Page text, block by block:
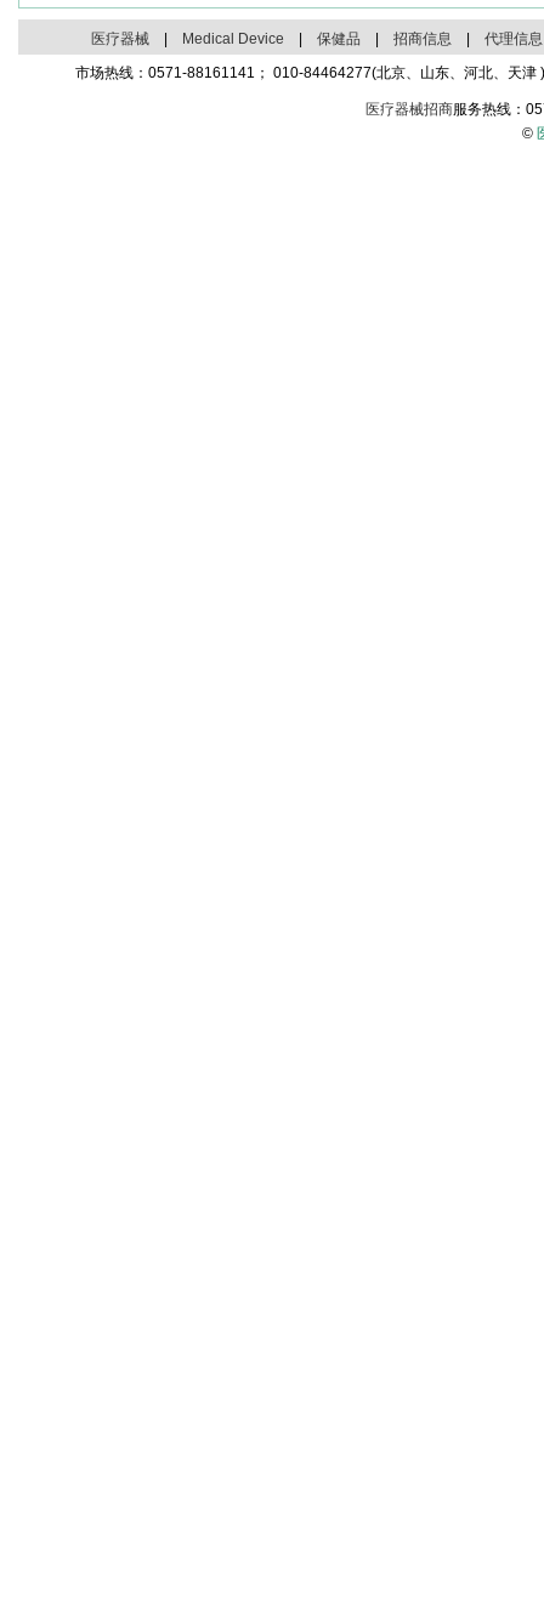
医疗器械| Medical Device 保健品 招商信息 代理信息
市场热线：0571-88161141； 010-84464277(北京、山东、河北、天
医疗器械招商服务热线：
©